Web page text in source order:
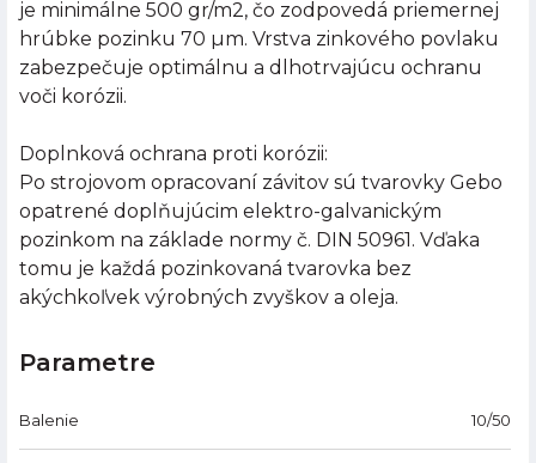
je minimálne 500 gr/m2, čo zodpovedá priemernej
hrúbke pozinku 70 µm. Vrstva zinkového povlaku
zabezpečuje optimálnu a dlhotrvajúcu ochranu
voči korózii.
Doplnková ochrana proti korózii:
Po strojovom opracovaní závitov sú tvarovky Gebo
opatrené doplňujúcim elektro-galvanickým
pozinkom na základe normy č. DIN 50961. Vďaka
tomu je každá pozinkovaná tvarovka bez
akýchkoľvek výrobných zvyškov a oleja.
Parametre
Balenie 10/50